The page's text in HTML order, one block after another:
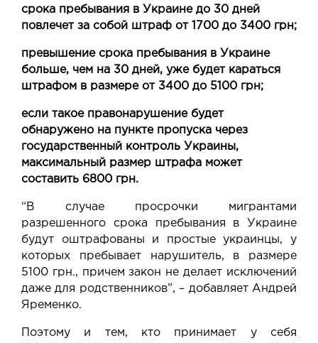
срока пребывания в Украине до 30 дней
повлечет за собой штраф от 1700 до 3400 грн;
превышение срока пребывания в Украине
больше, чем на 30 дней, уже будет караться
штрафом в размере от 3400 до 5100 грн;
если такое правонарушение будет
обнаружено на пункте пропуска через
государственный контроль Украины,
максимальный размер штрафа может
составить 6800 грн.
“В случае просрочки мигрантами
разрешенного срока пребывания в Украине
будут оштрафованы и простые украинцы, у
которых пребывает нарушитель, в размере
5100 грн., причем закон не делает исключений
даже для родственников”, – добавляет Андрей
Яременко.
Поэтому и тем, кто принимает у себя